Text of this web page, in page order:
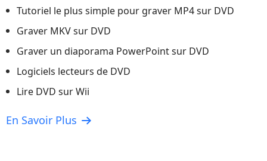
Tutoriel le plus simple pour graver MP4 sur DVD
Graver MKV sur DVD
Graver un diaporama PowerPoint sur DVD
Logiciels lecteurs de DVD
Lire DVD sur Wii
En Savoir Plus